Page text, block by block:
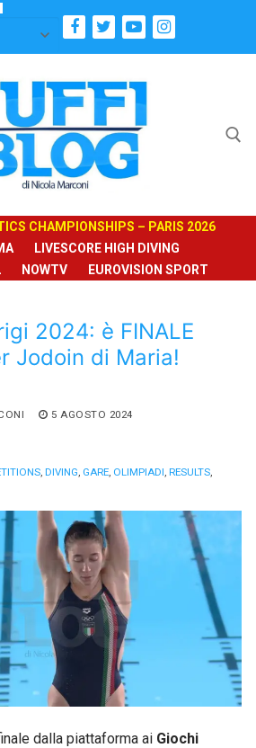
CHAMPIONSHIPS – PARIS 2026
LIVESCORE HIGH DIVING
NOWTV EUROVISION SPORT
2024: è FINALE
Jodoin di Maria!
5 AGOSTO 2024
, DIVING, GARE, OLIMPIADI, RESULTS,
dalla piattaforma ai Giochi